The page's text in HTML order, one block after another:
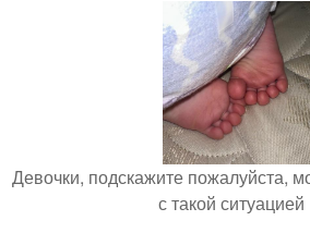
Девочки, подскажите пожалуйста,
с такой